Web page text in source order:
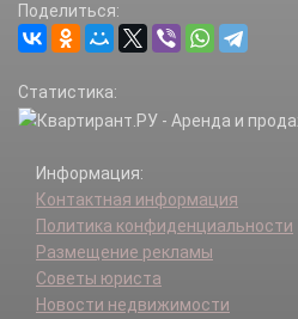
Поделиться:
Статистика:
Информация:
Контактная информация
Политика конфиденциальности
Размещение рекламы
Советы юриста
Новости недвижимости